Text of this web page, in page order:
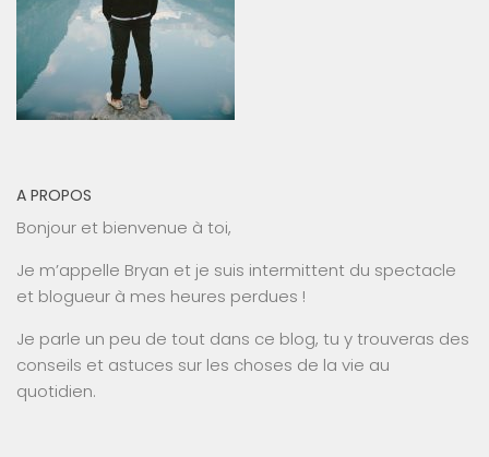
A PROPOS
Bonjour et bienvenue à toi,
Je m’appelle Bryan et je suis intermittent du spectacle
et blogueur à mes heures perdues !
Je parle un peu de tout dans ce blog, tu y trouveras des
conseils et astuces sur les choses de la vie au
quotidien.